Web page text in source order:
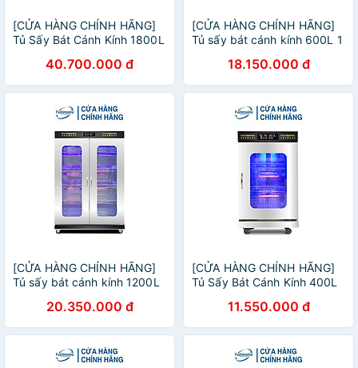
[CỬA HÀNG CHÍNH HÃNG]
Tủ Sấy Bát Cánh Kính 1800L
40.700.000 đ
[CỬA HÀNG CHÍNH HÃNG]
Tủ sấy bát cánh kính 600L 1
18.150.000 đ
[CỬA HÀNG CHÍNH HÃNG]
Tủ sấy bát cánh kính 1200L
20.350.000 đ
[CỬA HÀNG CHÍNH HÃNG]
Tủ Sấy Bát Cánh Kính 400L
11.550.000 đ